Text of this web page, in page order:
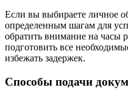
Если вы выбираете личное
определенным шагам для
обратить внимание на часы
подготовить все
избежать задержек.
Способы подачи